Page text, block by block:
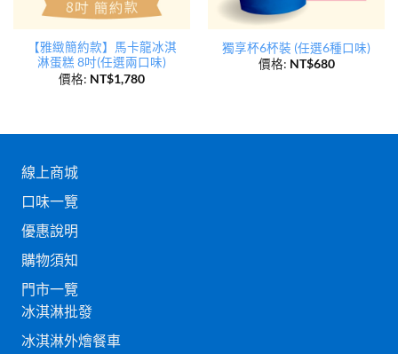
【雅緻簡約款】馬卡龍冰淇
淋蛋糕 8吋(任選兩口味)
價格: NT$1,780
獨享杯6杯裝 (任選6種口味)
價格: NT$680
線上商城
口味一覽
優惠說明
購物須知
門市一覽
冰淇淋批發
冰淇淋外燴餐車